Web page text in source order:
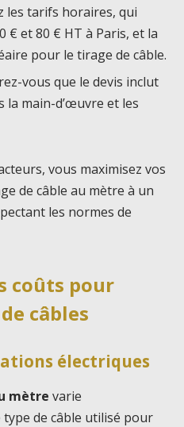
les tarifs horaires, qui
€ et 80 € HT à Paris, et la
pour le tirage de câble.
vous que le devis inclut
la main-d’œuvre et les
vous maximisez vos
de câble au mètre à un
les normes de
coûts pour
câbles
électriques
mètre varie
de câble utilisé pour